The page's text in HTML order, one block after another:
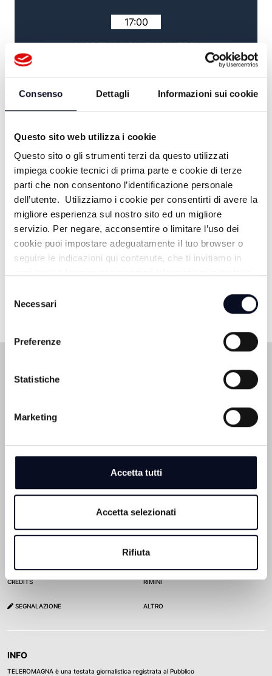
Consenso Dettagli Informazioni sui cookie
Questo sito web utilizza i cookie
Questo sito o gli strumenti terzi da questo utilizzati
impiega cookie tecnici di prima parte e cookie di terze
parti che non consentono l’identificazione personale
dell’utente. Utilizziamo i cookie per consentirti di avere la
migliore esperienza sul nostro sito ed un migliore
servizio. Per negare, acconsentire o limitare l’uso dei
cookie puoi impostare adeguatamente il tuo browser o
seguire le indicazioni qui contenute, che ti invitiamo in
delNecessari
Preferenze
Statistiche
Marketing
Accetta tutti
Accetta selezionati
Rifiuta
17:00
MODENA VOLLEY SINTESI
19:00
PARTITA ORASÌ BASKET RAVENNA
SERA
21:00
PANORAMA BASKET
22:45
GIALLI DI SERA (CHIACCHIERE SUL
MODENA CALCIO)
CHI SIAMO
CONTATTI
CREDITS
SEGNALAZIONE
FERRARA
FORLÌ
RAVENNA
RIMINI
ALTRO
INFO
TELEROMAGNA è una testata giornalistica registrata al Pubblico